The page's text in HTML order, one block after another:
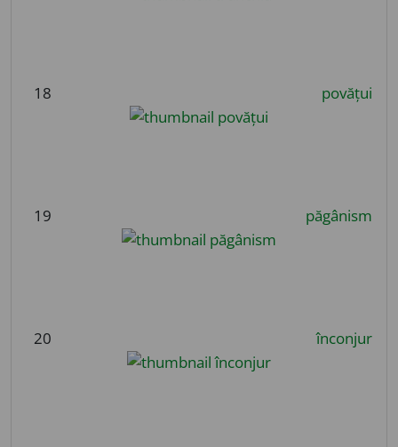
18 povățui
19 păgânism
20 înconjur